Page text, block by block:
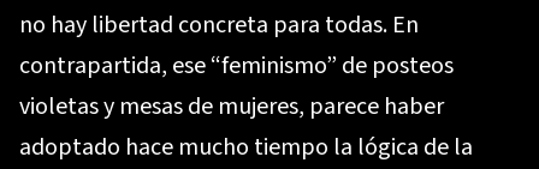
no hay libertad concreta para todas. En
contrapartida, ese “feminismo” de posteos
violetas y mesas de mujeres, parece haber
adoptado hace mucho tiempo la lógica de la